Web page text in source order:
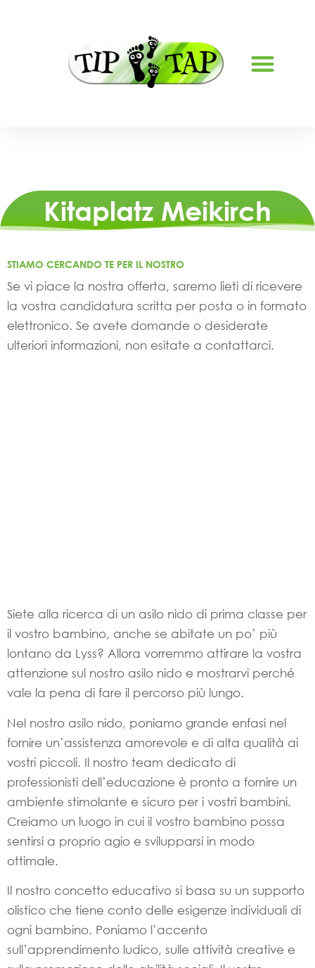
Kitaplatz Meikirch
STIAMO CERCANDO TE PER IL NOSTRO
Se vi piace la nostra offerta, saremo lieti di ricevere
la vostra candidatura scritta per posta o in formato
elettronico. Se avete domande o desiderate
ulteriori informazioni, non esitate a contattarci.
Siete alla ricerca di un asilo nido di prima classe per
il vostro bambino, anche se abitate un po’ più
lontano da Lyss? Allora vorremmo attirare la vostra
attenzione sul nostro asilo nido e mostrarvi perché
vale la pena di fare il percorso più lungo.
Nel nostro asilo nido, poniamo grande enfasi nel
fornire un’assistenza amorevole e di alta qualità ai
vostri piccoli. Il nostro team dedicato di
professionisti dell’educazione è pronto a fornire un
ambiente stimolante e sicuro per i vostri bambini.
Creiamo un luogo in cui il vostro bambino possa
sentirsi a proprio agio e svilupparsi in modo
ottimale.
Il nostro concetto educativo si basa su un supporto
olistico che tiene conto delle esigenze individuali di
ogni bambino. Poniamo l’accento
sull’apprendimento ludico, sulle attività creative e